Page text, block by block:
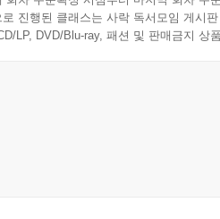
진행된 클래스는 사락 독서모임 게시
LP, DVD/Blu-ray, 패션 및 판매금지 상